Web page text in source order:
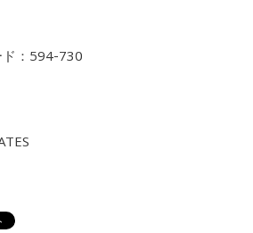
：594-730